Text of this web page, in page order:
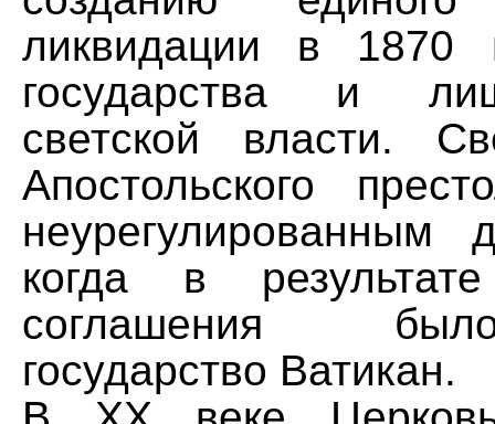
ликвидации в 1870
государства и
светской власти.
Апостольского
неурегулированным
когда в
соглашения
государство Ватикан.